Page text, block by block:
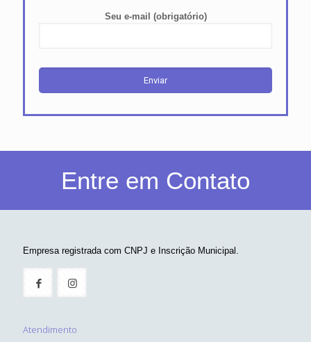
Seu e-mail (obrigatório)
Entre em Contato
Empresa registrada com CNPJ e Inscrição Municipal.
Atendimento